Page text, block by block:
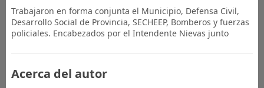
Trabajaron en forma conjunta el Municipio, Defensa Civil,
Desarrollo Social de Provincia, SECHEEP, Bomberos y fuerzas
policiales. Encabezados por el Intendente Nievas junto
Acerca del autor